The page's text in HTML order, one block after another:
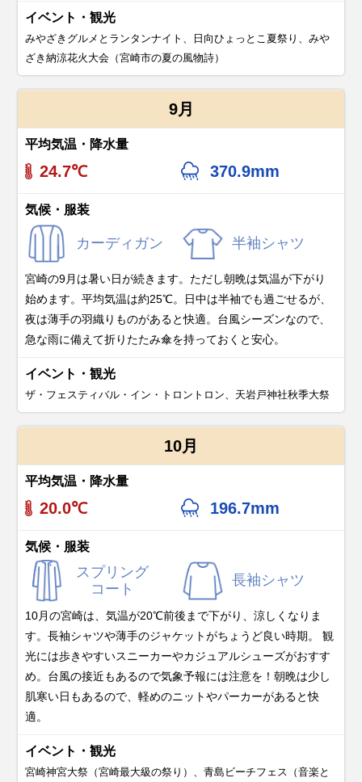
イベント・観光
みやざきグルメとランタンナイト、日向ひょっとこ夏祭り、みや
ざき納涼花火大会（宮崎市の夏の風物詩）
9月
平均気温・降水量
24.7℃ 370.9mm
気候・服装
カーディガン 半袖シャツ
宮崎の9月は暑い日が続きます。ただし朝晩は気温が下がり
始めます。平均気温は約25℃。日中は半袖でも過ごせるが、
夜は薄手の羽織りものがあると快適。台風シーズンなので、
急な雨に備えて折りたたみ傘を持っておくと安心。
イベント・観光
ザ・フェスティバル・イン・トロントロン、天岩戸神社秋季大祭
10月
平均気温・降水量
20.0℃ 196.7mm
気候・服装
スプリング
コート
長袖シャツ
10月の宮崎は、気温が20℃前後まで下がり、涼しくなりま
す。長袖シャツや薄手のジャケットがちょうど良い時期。 観
光には歩きやすいスニーカーやカジュアルシューズがおすす
め。台風の接近もあるので気象予報には注意を！朝晩は少し
肌寒い日もあるので、軽めのニットやパーカーがあると快
適。
イベント・観光
宮崎神宮大祭（宮崎最大級の祭り）、青島ビーチフェス（音楽と